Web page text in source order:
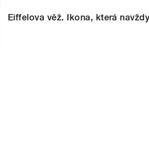
Eiffelova věž. Ikona, která